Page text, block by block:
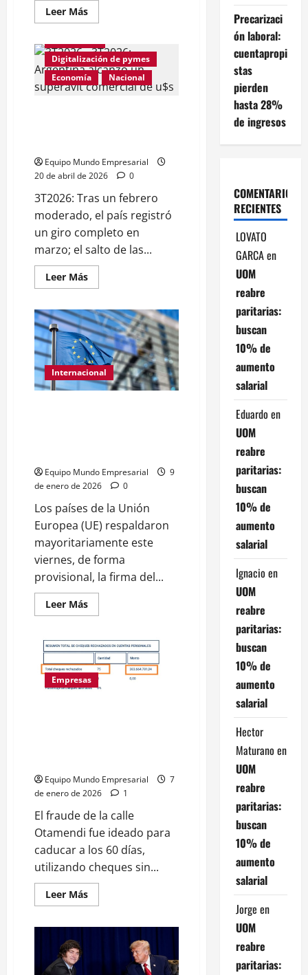
Leer MásLeer
más
Mercosur
y
Unión
Europea
activan
y
comercio
Digitalización de pymes
Economía
Nacional
Equipo Mundo Empresarial
20 de abril de 2026
0
3T2026: Tras un febrero
moderado, el país registró
un giro completo en
marzo; el salto de las...
Leer MásLeer
más
3T2026:
Argentina
alcanzó
un
superávit
comercial
de
u$s
2523
Internacional
Equipo Mundo Empresarial
9
de enero de 2026
0
Los países de la Unión
Europea (UE) respaldaron
mayoritariamente este
viernes, de forma
provisional, la firma del...
Leer MásLeer
más
Los
países
de
la
Unión
Europea
años
de
negociaciones
Empresas
Equipo Mundo Empresarial
7
de enero de 2026
1
El fraude de la calle
Otamendi fue ideado para
caducar a los 60 días,
utilizando cheques sin...
Leer MásLeer
más
Precarizaci
ón laboral:
cuentapropi
stas
pierden
hasta 28%
de ingresos
COMENTARIOS
RECIENTES
LOVATO
GARCAen
UOM
reabre
paritarias:
buscan
10% de
aumento
salarial
Eduardo en
UOM
reabre
paritarias:
buscan
10% de
aumento
salarial
Ignacio en
UOM
reabre
paritarias:
buscan
10% de
aumento
salarial
Hector
Maturano en
UOM
reabre
paritarias:
buscan
10% de
aumento
salarial
Jorge en
UOM
reabre
paritarias: